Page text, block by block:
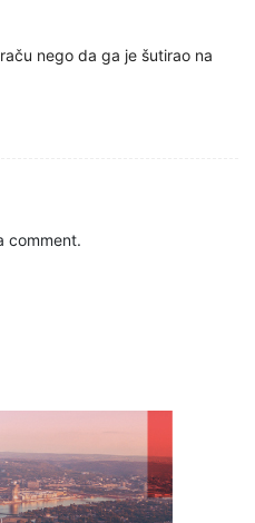
nego da ga je šutirao na
comment.